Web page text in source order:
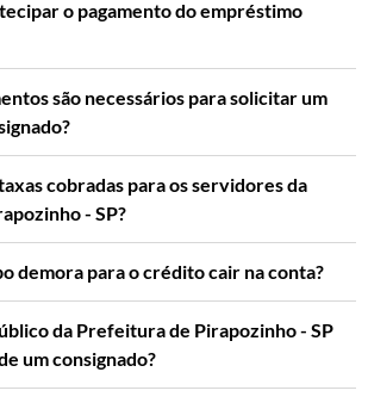
o pagamento do empréstimo
são necessários para solicitar um
cobradas para os servidores da
- SP?
demora para o crédito cair na conta?
da Prefeitura de Pirapozinho - SP
um consignado?